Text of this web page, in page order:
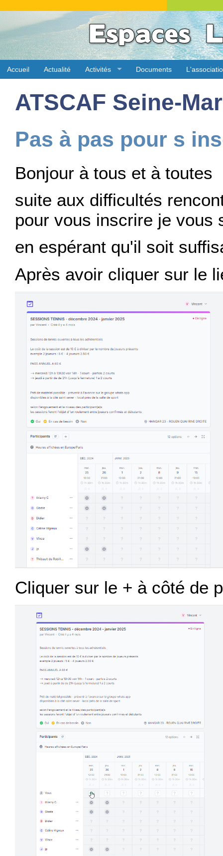
Accueil Actualité Activités Documents
ATSCAF Seine-
Pas à pas pour s
Bonjour à tous et à toutes
suite aux difficultés
pour vous inscrire je vous
en espérant qu'il soit
Après avoir cliquer sur le
Cliquer sur le + à côté de